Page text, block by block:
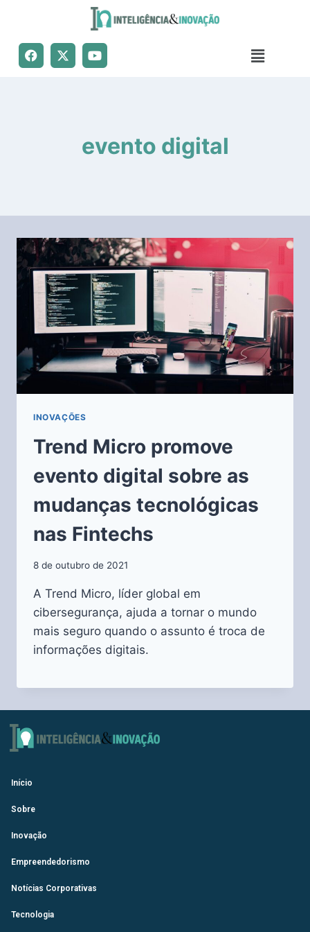
evento digital
INOVAÇÕES
Trend Micro promove
evento digital sobre as
mudanças tecnológicas
nas Fintechs
8 de outubro de 2021
A Trend Micro, líder global em
cibersegurança, ajuda a tornar o mundo
mais seguro quando o assunto é troca de
informações digitais.
Início
Sobre
Inovação
Empreendedorismo
Notícias Corporativas
Tecnologia